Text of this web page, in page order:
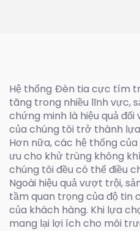
Hệ thống Đèn tia cực tím
tăng trong nhiều lĩnh vực,
chứng minh là hiệu quả
của chúng tôi trở thành
Hơn nữa, các hệ thống
ưu cho khử trùng không
chúng tôi đều có thể điều
Ngoài hiệu quả vượt trội,
tầm quan trọng của độ tin
của khách hàng. Khi lựa
mang lại lợi ích cho môi